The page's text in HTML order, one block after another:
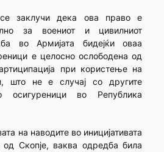
заклучи дека ова право е
за воениот и цивилниот
во Армијата бидејќи оваа
е целосно ослободена од
при користење на
што не е случај со другите
осигуреници во Република
на наводите во иницијативата
Скопје, ваква одредба била